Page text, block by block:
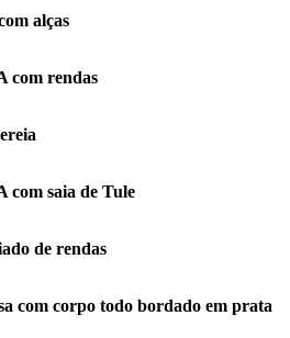
alças
com rendas
com saia de Tule
de rendas
com corpo todo bordado em prata